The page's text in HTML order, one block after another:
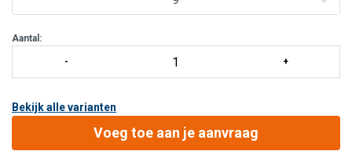
Aantal:
Bekijk alle varianten
Voeg toe aan je aanvraag